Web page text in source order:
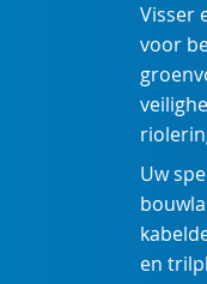
Visser
voor
Uw
en